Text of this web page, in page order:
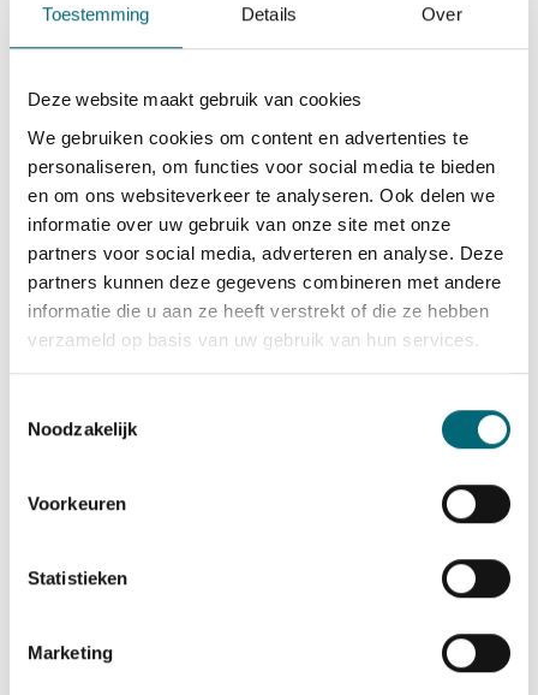
Toestemming Details Over
Deze website maakt gebruik van cookies
We gebruiken cookies om content en advertenties te
personaliseren, om functies voor social media te bieden
en om ons websiteverkeer te analyseren. Ook delen we
informatie over uw gebruik van onze site met onze
partners voor social media, adverteren en analyse. Deze
partners kunnen deze gegevens combineren met andere
informatie die u aan ze heeft verstrekt of die ze hebben
verzameld op basis van uw gebruik van hun services.
Noodzakelijk
Voorkeuren
Statistieken
Marketing
Iedereen met motivatie is welkom. In veel gevallen kun je
in aanmerking komen voor een (gedeeltelijke) vergoeding
• een WIA-, WGA-, WAO-, Wajong-, WW-, Ziektewet- of
bijstandsuitkering ontvangt, aangezien wij
scholingspartner zijn van het UWV
• deelnemer bent aan een 2e spoor- of
outplacementtraject
Een VOG en medische keuring zijn verplicht. Wij
begeleiden je hierin stap voor stap.
We maken graag kennis met je. Solliciteer nu en ontdek